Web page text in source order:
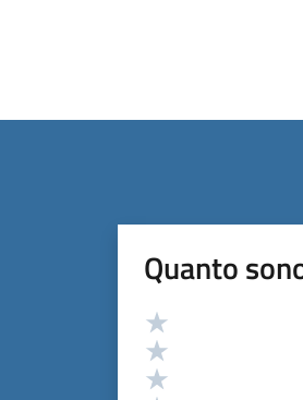
Quanto
Valutazione